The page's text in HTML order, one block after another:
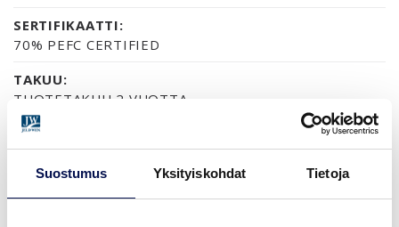
Suostumus Yksityiskohdat Tietoja
SERTIFIKAATTI:
70% PEFC CERTIFIED
TAKUU:
TUOTETAKUU 2 VUOTTA
VÄRIVAIHTOEHDOT (2)
OAK
WHITE OAK